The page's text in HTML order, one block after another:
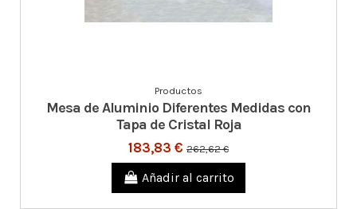
Productos
Mesa de Aluminio Diferentes Medidas con
Tapa de Cristal Roja
183,83 € 262,62 €
Añadir al carrito